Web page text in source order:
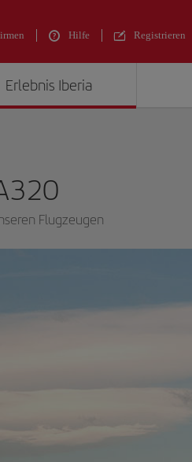
Hilfe Registrieren
Erlebnis Iberia
Flugzeugen